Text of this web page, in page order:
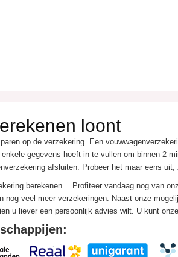
loont
op de verzekering. Een
gegevens hoeft in te vullen om binnen 2
afsluiten. Probeer het maar eens
berekenen… Profiteer vandaag nog van
nog veel meer verzekeringen. Naast onze
u liever een persoonlijk advies wilt. U kunt